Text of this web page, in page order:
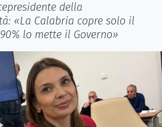
della
«La Calabria copre solo il
lo mette il Governo»